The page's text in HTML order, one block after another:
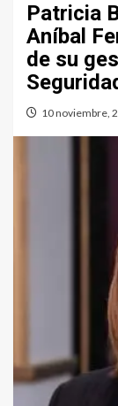
Patricia
Aníbal
de su
10 noviembre,